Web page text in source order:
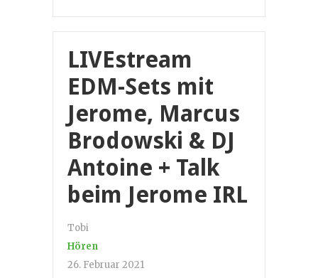
LIVEstream
EDM-Sets mit
Jerome, Marcus
Brodowski & DJ
Antoine + Talk
beim Jerome IRL
Tobi
Hören
26. Februar 2021